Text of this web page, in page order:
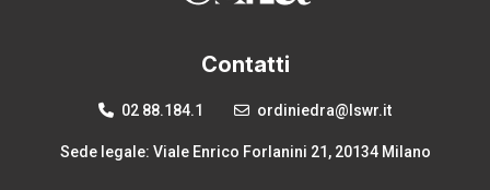
Contatti
02 88.184.1 ordiniedra@lswr.it
Sede legale: Viale Enrico Forlanini 21, 20134 Milano